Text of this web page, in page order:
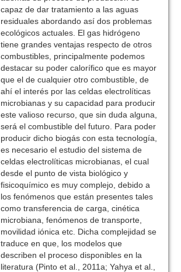
capaz de dar tratamiento a las aguas
residuales abordando así dos problemas
ecológicos actuales. El gas hidrógeno
tiene grandes ventajas respecto de otros
combustibles, principalmente podemos
destacar su poder calorífico que es mayor
que el de cualquier otro combustible, de
ahí el interés por las celdas electrolíticas
microbianas y su capacidad para producir
este valioso recurso, que sin duda alguna,
será el combustible del futuro. Para poder
producir dicho biogás con esta tecnología,
es necesario el estudio del sistema de
celdas electrolíticas microbianas, el cual
desde el punto de vista biológico y
fisicoquímico es muy complejo, debido a
los fenómenos que están presentes tales
como transferencia de carga, cinética
microbiana, fenómenos de transporte,
movilidad iónica etc. Dicha complejidad se
traduce en que, los modelos que
describen el proceso disponibles en la
literatura (Pinto et al., 2011a; Yahya et al.,